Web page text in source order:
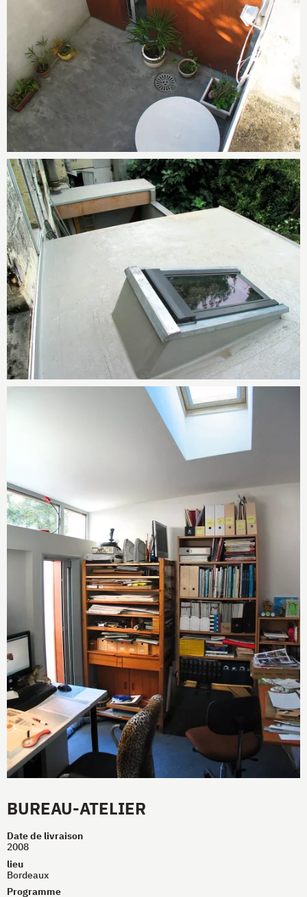
BUREAU-ATELIER
Date de livraison
2008
lieu
Bordeaux
Programme